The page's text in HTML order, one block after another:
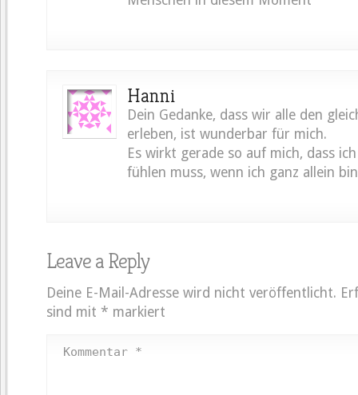
Hanni
Dein Gedanke, dass wir alle den
erleben, ist wunderbar für mich.
Es wirkt gerade so auf mich, dass
fühlen muss, wenn ich ganz allein
Leave a Reply
Deine E-Mail-Adresse wird nicht veröffentlicht.
sind mit * markiert